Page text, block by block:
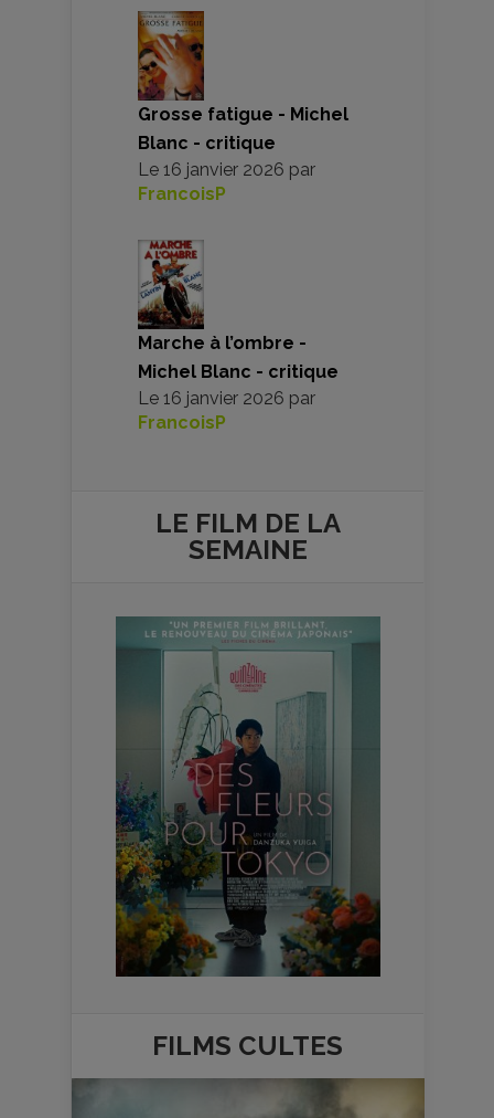
Grosse fatigue - Michel
Blanc - critique
Le 16 janvier 2026 par
FrancoisP
Marche à l’ombre -
Michel Blanc - critique
Le 16 janvier 2026 par
FrancoisP
LE FILM DE LA
SEMAINE
FILMS CULTES